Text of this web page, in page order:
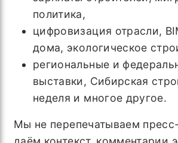
политика,
цифровизация отрасли,
дома, экологическое
региональные и
выставки, Сибирская
неделя и многое другое.
Мы не перепечатываем